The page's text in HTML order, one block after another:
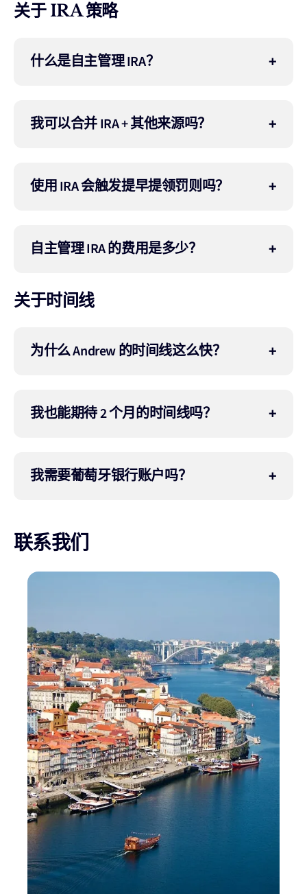
关于 IRA 策略
什么是自主管理 IRA？
我可以合并 IRA + 其他来源吗？
使用 IRA 会触发提早提领罚则吗？
自主管理 IRA 的费用是多少？
关于时间线
为什么 Andrew 的时间线这么快？
我也能期待 2 个月的时间线吗？
我需要葡萄牙银行账户吗？
联系我们